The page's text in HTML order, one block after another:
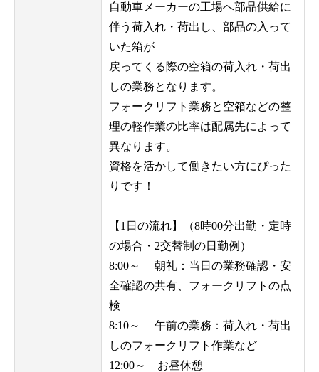
自動車メーカーの工場へ部品供給に
伴う荷入れ・荷出し、部品の入って
いた箱が
戻ってくる際の空箱の荷入れ・荷出
しの業務となります。
フォークリフト業務と空箱などの整
理の軽作業の比率は配属先によって
異なります。
資格を活かして働きたい方にぴった
りです！
【1日の流れ】（8時00分出勤・定時
の場合・2交替制の日勤例）
8:00～ 朝礼：当日の業務確認・安
全確認の共有、フォークリフトの点
検
8:10～ 午前の業務：荷入れ・荷出
しのフォークリフト作業など
12:00～ お昼休憩